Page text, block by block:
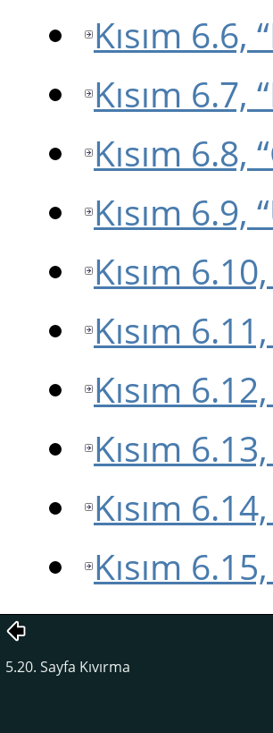
Kısım 6.6,
Kısım 6.7,
Kısım 6.8,
Kısım 6.9,
Kısım
Kısım
Kısım
Kısım
Kısım
Kısım
5.20. Sayfa Kıvırma